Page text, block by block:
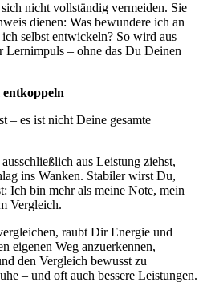
nicht vollständig vermeiden. Sie
dienen: Was bewundere ich an
selbst entwickeln? So wird aus
Lernimpuls – ohne das Du Deinen
entkoppeln
– es ist nicht Deine gesamte
aus Leistung ziehst,
ins Wanken. Stabiler wirst Du,
Ich bin mehr als meine Note, mein
Vergleich.
raubt Dir Energie und
eigenen Weg anzuerkennen,
den Vergleich bewusst zu
– und oft auch bessere Leistungen.